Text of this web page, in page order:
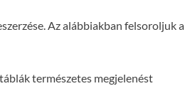
Az alábbiakban felsoroljuk a
természetes megjelenést